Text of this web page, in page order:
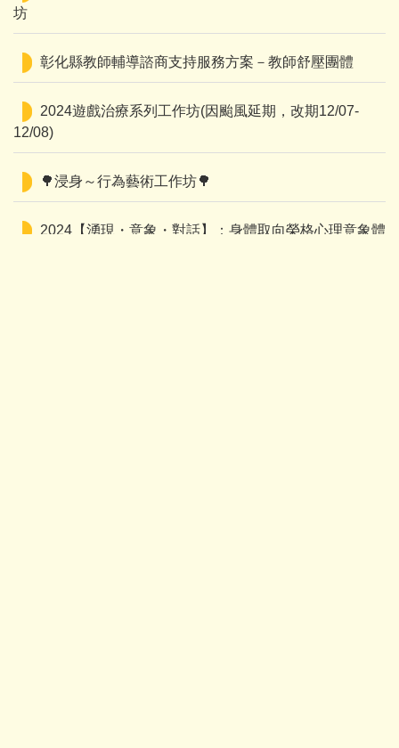
坊
彰化縣教師輔導諮商支持服務方案－教師舒壓團體
2024遊戲治療系列工作坊(因颱風延期，改期12/07-
12/08)
🌳浸身～行為藝術工作坊🌳
2024【湧現・意象・對話】：身體取向榮格心理意象體